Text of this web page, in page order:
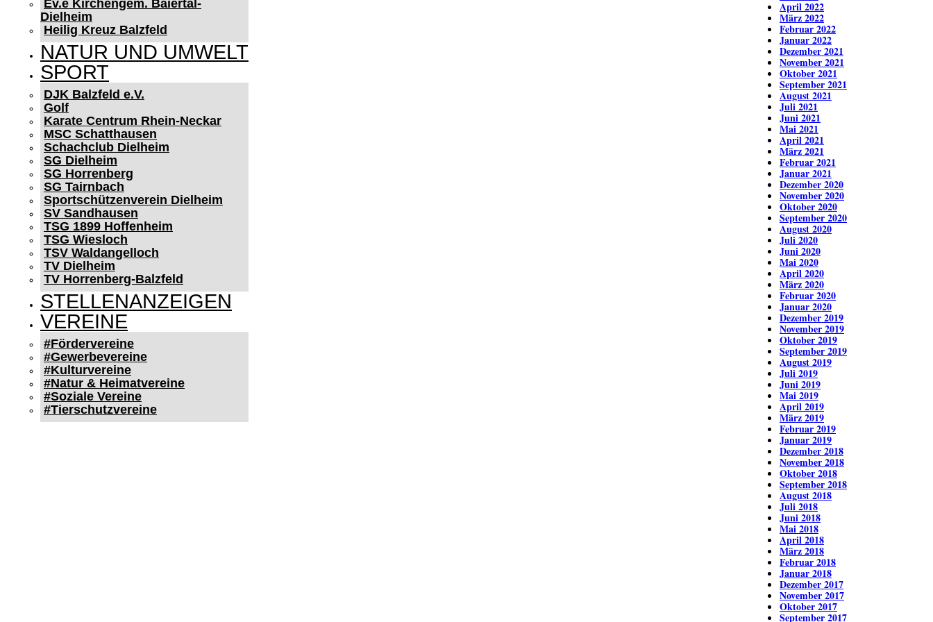
Ev.e Kirchengem. Baiertal-
Dielheim
Heilig Kreuz Balzfeld
NATUR UND UMWELT
SPORT
DJK Balzfeld e.V.
Golf
Karate Centrum Rhein-Neckar
MSC Schatthausen
Schachclub Dielheim
SG Dielheim
SG Horrenberg
SG Tairnbach
Sportschützenverein Dielheim
SV Sandhausen
TSG 1899 Hoffenheim
TSG Wiesloch
TSV Waldangelloch
TV Dielheim
TV Horrenberg-Balzfeld
STELLENANZEIGEN
VEREINE
#Fördervereine
#Gewerbevereine
#Kulturvereine
#Natur & Heimatvereine
#Soziale Vereine
#Tierschutzvereine
April 2022
März 2022
Februar 2022
Januar 2022
Dezember 2021
November 2021
Oktober 2021
September 2021
August 2021
Juli 2021
Juni 2021
Mai 2021
April 2021
März 2021
Februar 2021
Januar 2021
Dezember 2020
November 2020
Oktober 2020
September 2020
August 2020
Juli 2020
Juni 2020
Mai 2020
April 2020
März 2020
Februar 2020
Januar 2020
Dezember 2019
November 2019
Oktober 2019
September 2019
August 2019
Juli 2019
Juni 2019
Mai 2019
April 2019
März 2019
Februar 2019
Januar 2019
Dezember 2018
November 2018
Oktober 2018
September 2018
August 2018
Juli 2018
Juni 2018
Mai 2018
April 2018
März 2018
Februar 2018
Januar 2018
Dezember 2017
November 2017
Oktober 2017
September 2017